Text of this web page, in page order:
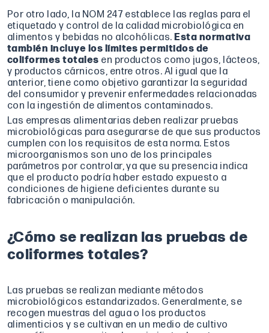
Por otro lado, la NOM 247 establece las reglas para el
etiquetado y control de la calidad microbiológica en
alimentos y bebidas no alcohólicas. Esta normativa
también incluye los límites permitidos de
coliformes totales en productos como jugos, lácteos,
y productos cárnicos, entre otros. Al igual que la
anterior, tiene como objetivo garantizar la seguridad
del consumidor y prevenir enfermedades relacionadas
con la ingestión de alimentos contaminados.
Las empresas alimentarias deben realizar pruebas
microbiológicas para asegurarse de que sus productos
cumplen con los requisitos de esta norma. Estos
microorganismos son uno de los principales
parámetros por controlar, ya que su presencia indica
que el producto podría haber estado expuesto a
condiciones de higiene deficientes durante su
fabricación o manipulación.
¿Cómo se realizan las pruebas de
coliformes totales?
Las pruebas se realizan mediante métodos
microbiológicos estandarizados. Generalmente, se
recogen muestras del agua o los productos
alimenticios y se cultivan en un medio de cultivo